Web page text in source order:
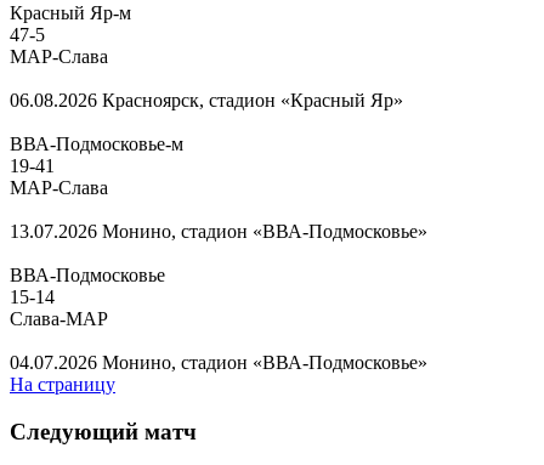
Красный Яр-м
47-5
МАР-Слава
06.08.2026 Красноярск, стадион «Красный Яр»
ВВА-Подмосковье-м
19-41
МАР-Слава
13.07.2026 Монино, стадион «ВВА-Подмосковье»
ВВА-Подмосковье
15-14
Слава-МАР
04.07.2026 Монино, стадион «ВВА-Подмосковье»
На страницу
Следующий матч